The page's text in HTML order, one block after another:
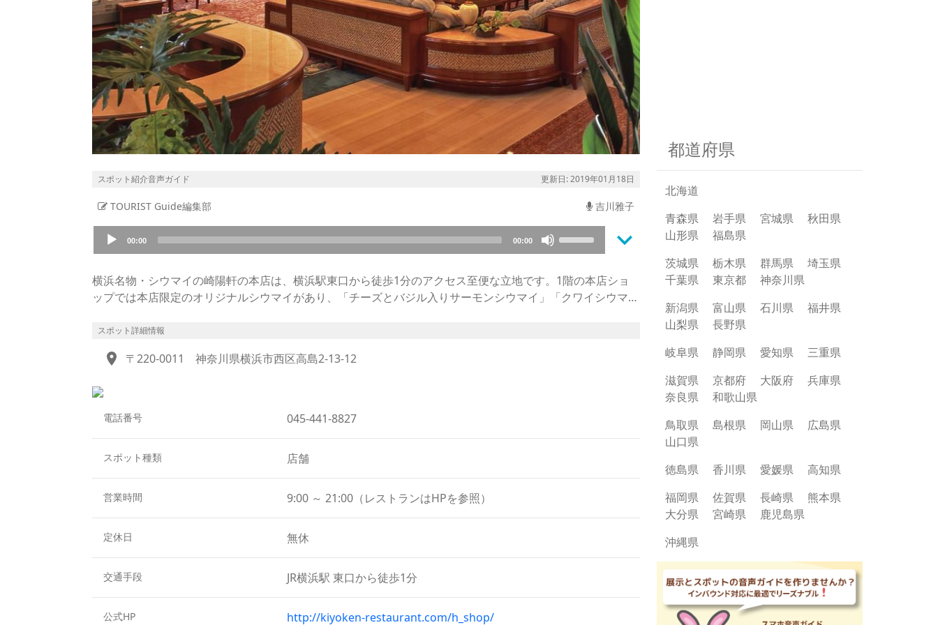
スポット紹介音声ガイド 更新日: 2019年01月18日
TOURIST Guide編集部 吉川雅子
Audio
Player
00:00 00:00
keys
to
keyboard_arrow_down
横浜名物・シウマイの崎陽軒の本店は、横浜駅東口から徒歩1分のアクセス至便な立地です。1階の本店ショ
ップでは本店限定のオリジナルシウマイがあり、「チーズとバジル入りサーモンシウマイ」「クワイシウマ
マイは旅の思い出にも、横浜土産にもぴったりといえるでしょう。
る「嘉宮（かきゅう）」、南イタリア料理とワインを楽しむ「イルサッジオ」、賑やかなビアレストランの
はいかがでしょう。特に「アリババ」のランチバイキングは、人気の崎陽軒のシウマイが食べ放題になること
でも話題。開店前から行列ができる人気のレストランです。
スポット詳細情報
location_on 〒220-0011 神奈川県横浜市西区高島2-13-12
電話番号 045-441-8827
スポット種類 店舗
営業時間 9:00 ～ 21:00（レストランはHPを参照）
定休日 無休
交通手段 JR横浜駅 東口から徒歩1分
公式HP http://kiyoken-restaurant.com/h_shop/
都道府県
北海道
青森県
岩手県 宮城県
秋田県
山形県
福島県
茨城県
栃木県 群馬県
埼玉県
千葉県
東京都
神奈川県
新潟県
富山県 石川県
福井県
山梨県
長野県
岐阜県
静岡県 愛知県
三重県
滋賀県
京都府 大阪府
兵庫県
奈良県
和歌山県
鳥取県
島根県 岡山県
広島県
山口県
徳島県
香川県 愛媛県
高知県
福岡県
佐賀県 長崎県
熊本県
大分県
宮崎県
鹿児島県
沖縄県